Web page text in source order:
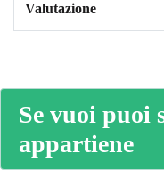
Valutazione
Se vuoi puoi
appartiene